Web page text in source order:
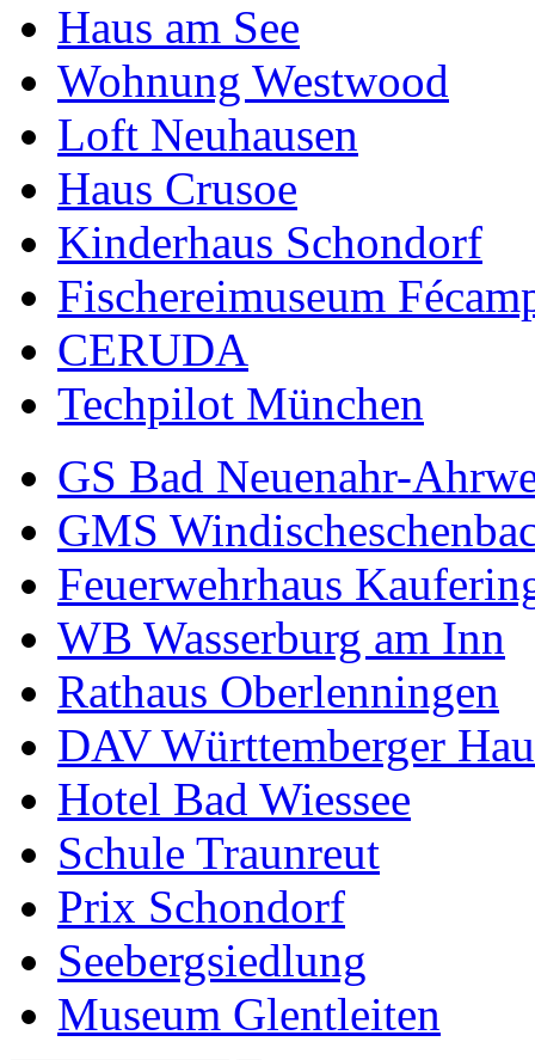
Haus am See
Wohnung Westwood
Loft Neuhausen
Haus Crusoe
Kinderhaus Schondorf
Fischereimuseum
CERUDA
Techpilot München
GS Bad Neuenahr-
GMS
Feuerwehrhaus
WB Wasserburg am Inn
Rathaus Oberlenningen
DAV Württemberger
Hotel Bad Wiessee
Schule Traunreut
Prix Schondorf
Seebergsiedlung
Museum Glentleiten